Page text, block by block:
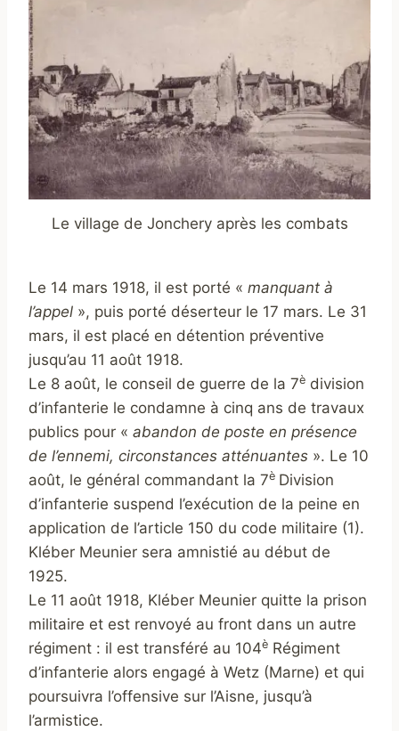
Le village de Jonchery après les combats
Le 14 mars 1918, il est porté « manquant à
l’appel », puis porté déserteur le 17 mars. Le 31
mars, il est placé en détention préventive
jusqu’au 11 août 1918.
Le 8 août, le conseil de guerre de la 7è division
d’infanterie le condamne à cinq ans de travaux
publics pour « abandon de poste en présence
de l’ennemi, circonstances atténuantes ». Le 10
août, le général commandant la 7è Division
d’infanterie suspend l’exécution de la peine en
application de l’article 150 du code militaire (1).
Kléber Meunier sera amnistié au début de
1925.
Le 11 août 1918, Kléber Meunier quitte la prison
militaire et est renvoyé au front dans un autre
régiment : il est transféré au 104è Régiment
d’infanterie alors engagé à Wetz (Marne) et qui
poursuivra l’offensive sur l’Aisne, jusqu’à
l’armistice.